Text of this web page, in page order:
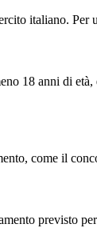
italiano.
18 anni di
come il
previsto